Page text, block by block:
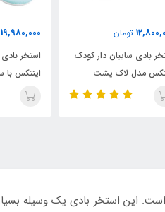
19,980,000
استخر بادی خانوادگی لوکس
اینتکس با سایبان متحرک
که در سال 2019 تولید و روانه بازار شده است. این استخر بادی